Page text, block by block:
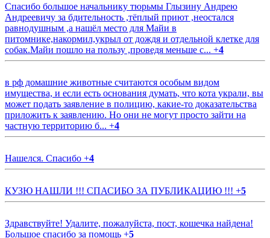
Спасибо большое начальнику тюрьмы Глызину Андрею
Андреевичу за бдительность ,тёплый приют ,неостался
равнодушным ,а нашёл место для Майи в
питомнике,накормил,укрыл от дождя и отдельной клетке для
собак.Майи пошло на пользу ,проведя меньше с... +4
в рф домашние животные считаются особым видом
имущества, и если есть основания думать, что кота украли, вы
может подать заявление в полицию, какие-то доказательства
приложить к заявлению. Но они не могут просто зайти на
частную территорию б... +4
Нашелся. Спасибо +4
КУЗЮ НАШЛИ !!! СПАСИБО ЗА ПУБЛИКАЦИЮ !!! +5
Здравствуйте! Удалите, пожалуйста, пост, кошечка найдена!
Большое спасибо за помощь +5